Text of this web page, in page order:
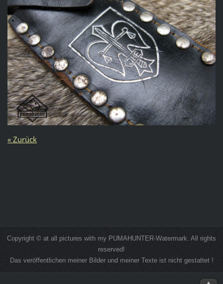
« Zurück
Copyright © at all pictures with my PUMAHUNTER-Watermark. All rights
reserved!
Das veröffentlichen meiner Bilder und meiner Texte ist nicht gestattet !